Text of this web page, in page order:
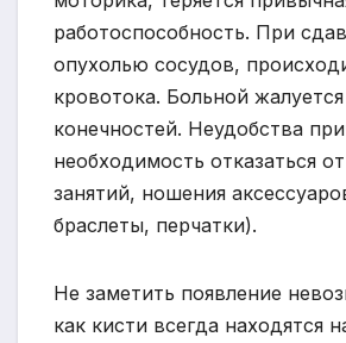
работоспособность. При
опухолью сосудов,
кровотока. Больной
конечностей. Неудобства
необходимость отказаться
занятий, ношения
браслеты, перчатки).
Не заметить появление
как кисти всегда находятся